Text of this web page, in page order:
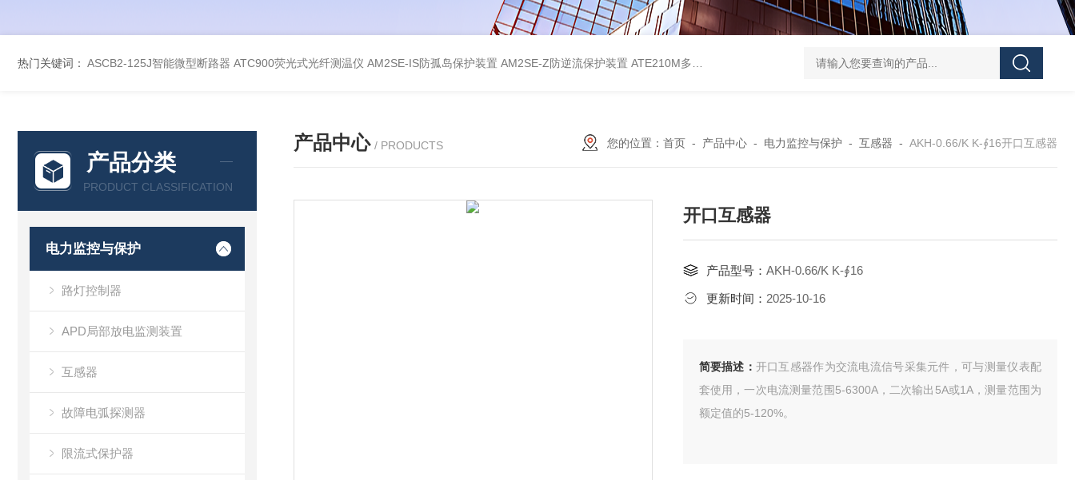
热门关键词： ASCB2-125J智能微型断路器 ATC900荧光式光纤测温仪 AM2SE-IS防孤岛保护装置 AM2SE-Z防逆流保护装置 ATE210M多回路复合型温度传感器 ATE210S单回路复合型温度传感器 DJSF1352-D-
产品分类
PRODUCT CLASSIFICATION
电力监控与保护
路灯控制器
APD局部放电监测装置
互感器
故障电弧探测器
限流式保护器
产品中心 / PRODUCTS 您的位置： 首页 - 产品中心 - 电力监控与保护 - 互感器 - AKH-0.66/K K-∮16开口互感器
开口互感器
产品型号： AKH-0.66/K K-∮16
更新时间： 2025-10-16
简要描述： 开口互感器作为交流电流信号采集元件，可与测量仪表配
套使用，一次电流测量范围5-6300A，二次输出5A或1A，测量范围为
额定值的5-120%。